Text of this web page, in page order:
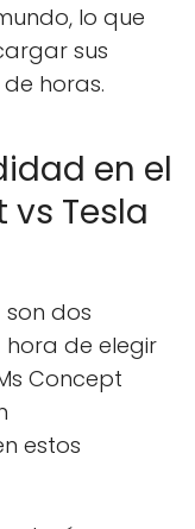
lo que
sus
horas.
en el
vs Tesla
dos
de elegir
Concept
estos